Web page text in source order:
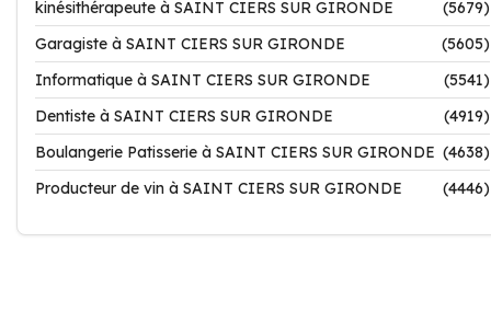
kinésithérapeute à SAINT CIERS SUR GIRONDE
(5679)
Garagiste à SAINT CIERS SUR GIRONDE
(5605)
Informatique à SAINT CIERS SUR GIRONDE
(5541)
Dentiste à SAINT CIERS SUR GIRONDE
(4919)
Boulangerie Patisserie à SAINT CIERS SUR GIRONDE (4638)
Producteur de vin à SAINT CIERS SUR GIRONDE
(4446)